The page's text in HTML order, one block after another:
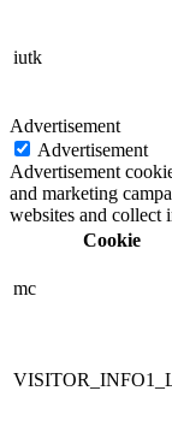
iutk
Advertisement
Advertisement
Advertisement
and marketing
websites and collect
Cookie
mc